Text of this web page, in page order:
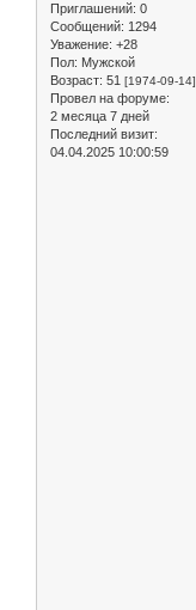
Приглашений: 0
Сообщений: 1294
Уважение: +28
Пол: Мужской
Возраст: 51 [1974-09-14]
Провел на форуме:
2 месяца 7 дней
Последний визит:
04.04.2025 10:00:59